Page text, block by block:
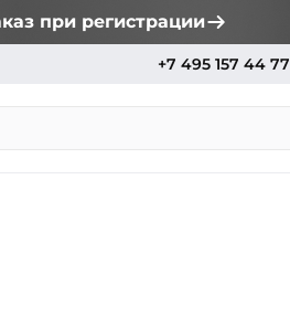
при регистрации
+7 495 157 44 77